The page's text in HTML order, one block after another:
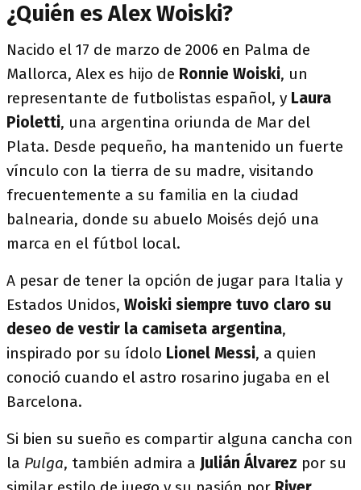
¿Quién es Alex Woiski?
Nacido el 17 de marzo de 2006 en Palma de
Mallorca, Alex es hijo de Ronnie Woiski, un
representante de futbolistas español, y Laura
Pioletti, una argentina oriunda de Mar del
Plata. Desde pequeño, ha mantenido un fuerte
vínculo con la tierra de su madre, visitando
frecuentemente a su familia en la ciudad
balnearia, donde su abuelo Moisés dejó una
marca en el fútbol local.
A pesar de tener la opción de jugar para Italia y
Estados Unidos, Woiski siempre tuvo claro su
deseo de vestir la camiseta argentina,
inspirado por su ídolo Lionel Messi, a quien
conoció cuando el astro rosarino jugaba en el
Barcelona.
Si bien su sueño es compartir alguna cancha con
la Pulga, también admira a Julián Álvarez por su